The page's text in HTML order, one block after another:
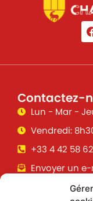
Contactez-
Lun - Mar -
Vendredi:
+33 4 42 58
Envoyer un